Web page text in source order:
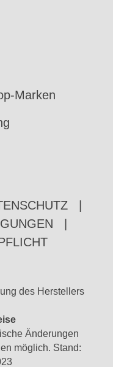
Marken
des Herstellers
Änderungen
möglich. Stand: